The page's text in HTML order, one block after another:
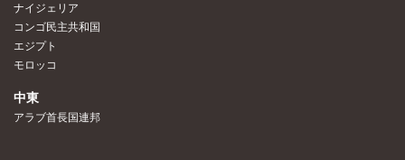
ナイジェリア
コンゴ民主共和国
エジプト
モロッコ
中東
アラブ首長国連邦